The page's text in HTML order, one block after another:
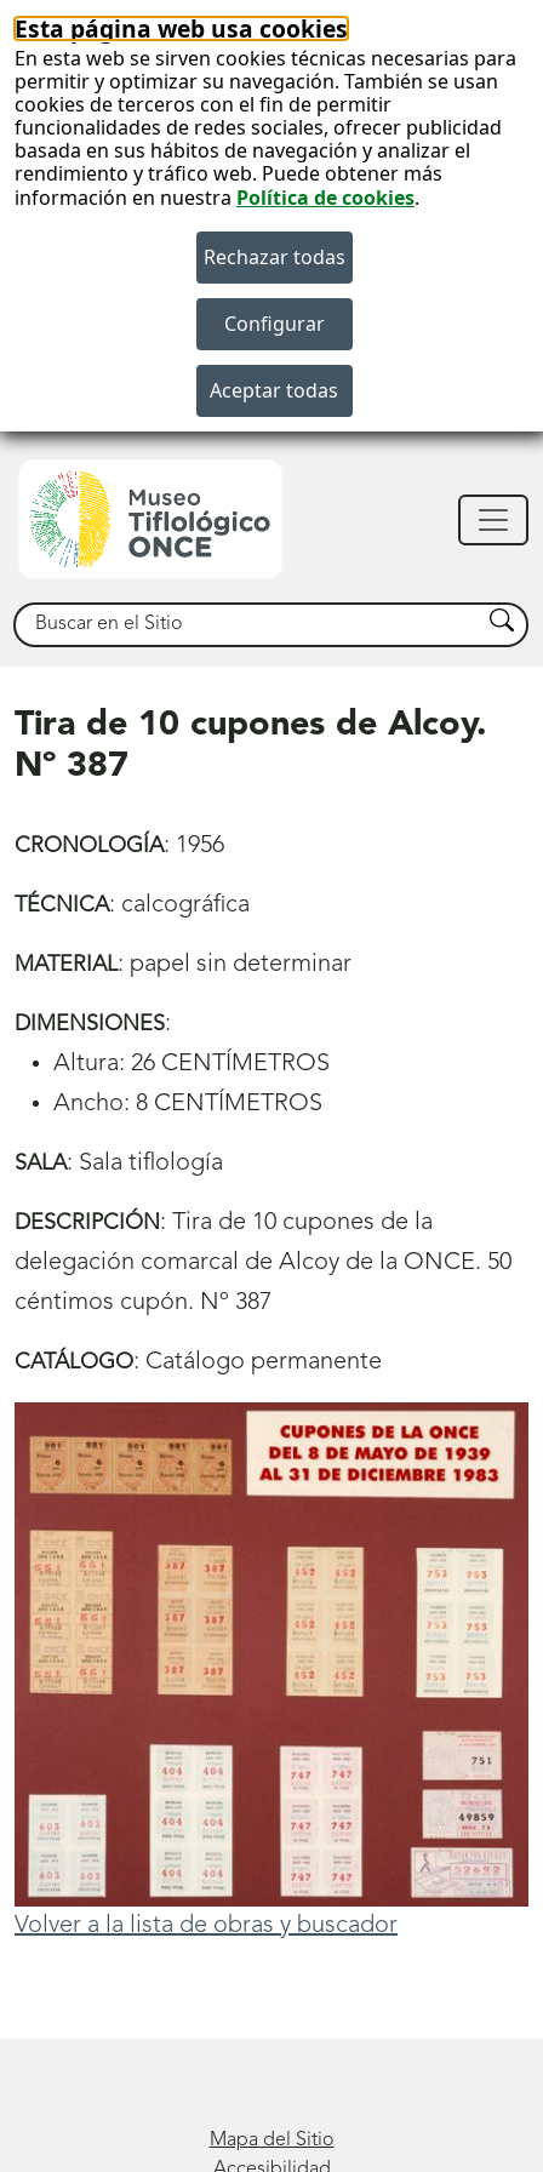
Esta página web usa cookies
En esta web se sirven cookies técnicas necesarias para
permitir y optimizar su navegación. También se usan
cookies de terceros con el fin de permitir
funcionalidades de redes sociales, ofrecer publicidad
basada en sus hábitos de navegación y analizar el
rendimiento y tráfico web. Puede obtener más
información en nuestra Política de cookies.
Buscar Buscar
Tira de 10 cupones de Alcoy.
Nº 387
CRONOLOGÍA: 1956
TÉCNICA: calcográfica
MATERIAL: papel sin determinar
DIMENSIONES:
Altura: 26 CENTÍMETROS
Ancho: 8 CENTÍMETROS
SALA: Sala tiflología
DESCRIPCIÓN: Tira de 10 cupones de la
delegación comarcal de Alcoy de la ONCE. 50
céntimos cupón. Nº 387
CATÁLOGO: Catálogo permanente
Volver a la lista de obras y buscador
Mapa del Sitio